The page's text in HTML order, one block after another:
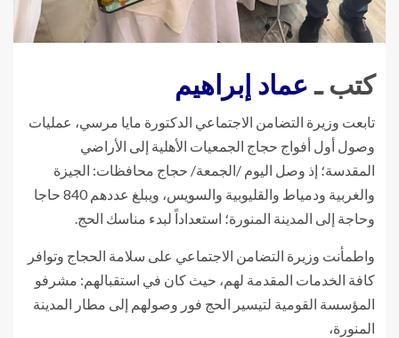
كتب ـعماد إبراهيم
تابعت وزيرة التضامن الاجتماعي الدكتورة مايا مرسي، عمليات
وصول أول أفواج حجاج الجمعيات الأهلية إلى الأراضي
المقدسة؛ إذ وصل اليوم /الجمعة/ حجاج محافظات: الجيزة
والغربية ودمياط والقليوبية والسويس، ويبلغ عددهم 840 حاجا
وحاجة إلى المدينة المنورة؛ استعداداً لبدء مناسك الحج.
واطمأنت وزيرة التضامن الاجتماعي على سلامة الحجاج وتوافر
كافة الخدمات المقدمة لهم، حيث كان في استقبالهم: مشرفو
المؤسسة القومية لتيسير الحج فور وصولهم إلى مطار المدينة
المنورة،